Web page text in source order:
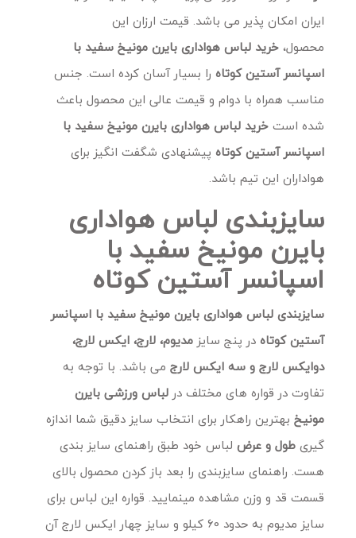
ایران امکان پذیر می باشد. قیمت ارزان این
محصول،خرید لباس هواداری بایرن مونیخ سفید با
اسپانسر آستین کوتاه را بسیار آسان کرده است. جنس
مناسب همراه با دوام و قیمت عالی این محصول باعث
شده استخرید لباس هواداری بایرن مونیخ سفید با
اسپانسر آستین کوتاه پیشنهادی شگفت انگیز برای
هواداران این تیم باشد.
سایزبندی لباس هواداری
بایرن مونیخ سفید با
اسپانسر آستین کوتاه
سایزبندی لباس هواداری بایرن مونیخ سفید با اسپانسر
آستین کوتاه در پنج سایز مدیوم، لارج، ایکس لارج،
دوایکس لارج و سه ایکس لارج می باشد. با توجه به
تفاوت در قواره های مختلف در لباس ورزشی بایرن
مونیخ بهترین راهکار برای انتخاب سایز دقیق شما اندازه
گیریطول و عرض لباس خود طبق راهنمای سایز بندی
هست. راهنمای سایزبندی را بعد باز کردن محصول بالای
قسمت قد و وزن مشاهده مینمایید. قواره این لباس برای
سایز مدیوم به حدود 60 کیلو و سایز چهار ایکس لارج آن